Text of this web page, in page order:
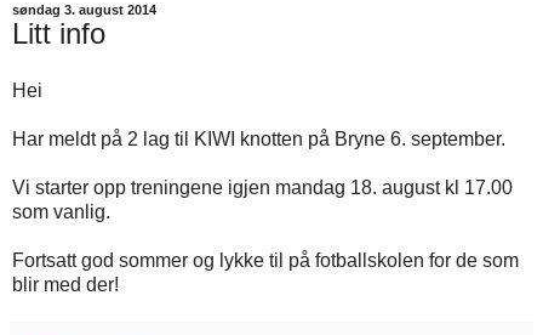
søndag 3. august 2014
Litt info
Hei
Har meldt på 2 lag til KIWI knotten på Bryne 6. september.
Vi starter opp treningene igjen mandag 18. august kl 17.00
som vanlig.
Fortsatt god sommer og lykke til på fotballskolen for de som
blir med der!